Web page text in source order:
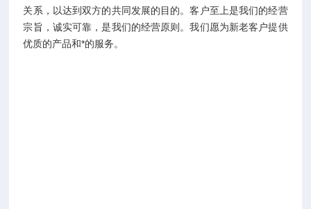
关系，以达到双方的共同发展的目的。客户至上是我们的经营
宗旨，诚实可靠，是我们的经营原则。我们愿为新老客户提供
优质的产品和*的服务。